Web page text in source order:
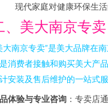
现代家庭对健康环保生活
、美大南京专
大南京专卖”是美大品牌在
消费者接触和购买美大产
安装及售后维护的一站式服
体验与专业咨询 ：专卖店